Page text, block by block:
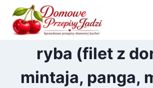
Przejdź
treści
ryba (filet z
mintaja, panga,